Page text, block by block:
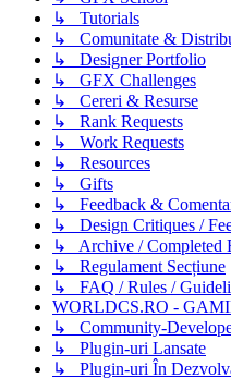
↳ Tutorials
↳ Comunitate &
↳ Designer Portfolio
↳ GFX Challenges
↳ Cereri & Resurse
↳ Rank Requests
↳ Work Requests
↳ Resources
↳ Gifts
↳ Feedback &
↳ Design Critiques /
↳ Archive / Completed
↳ Regulament Secțiune
↳ FAQ / Rules /
WORLDCS.RO -
↳ Community-
↳ Plugin-uri Lansate
↳ Plugin-uri În